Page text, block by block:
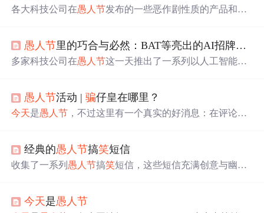
各大科技公司在愚人节发布的一些恶作剧性质的产品和技
愚人节里的巧合与必然：BAT等亮出的AI招牌故事
多家科技公司在愚人节这一天推出了一系列以人工智能为
机等。虽然这些产品大多是为了娱乐，但也展示了AI技术
未来的应用场景。
愚人节活动 |骗仔皇在哪里？
今天是愚人节 ，不过这里有一个真实的好消息：在评论区
趣和惊喜吧！
经典的愚人节搞笑短信
收集了一系列 愚人节搞笑短信，这些短信充满创意与幽
今天是愚人节